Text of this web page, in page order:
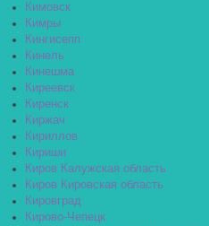
Кимовск
Кимры
Кингисепп
Кинель
Кинешма
Киреевск
Киренск
Киржач
Кириллов
Кириши
Киров Калужская область
Киров Кировская область
Кировград
Кирово-Чепецк